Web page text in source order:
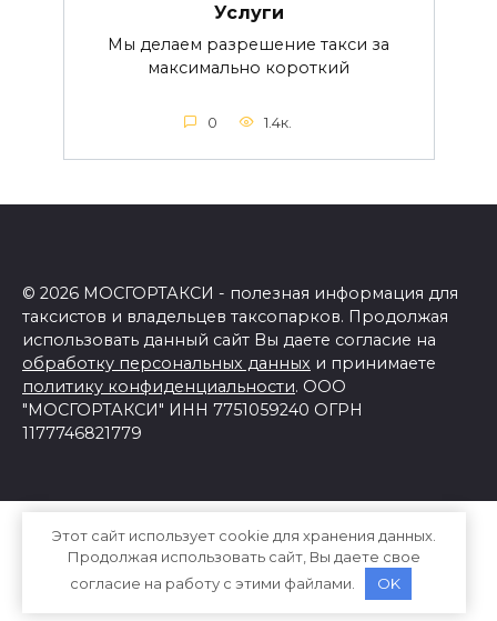
Услуги
Мы делаем разрешение такси за
максимально короткий
0 1.4к.
© 2026 МОСГОРТАКСИ - полезная информация для
таксистов и владельцев таксопарков. Продолжая
использовать данный сайт Вы даете согласие на
обработку персональных данных и принимаете
политику конфиденциальности. ООО
"МОСГОРТАКСИ" ИНН 7751059240 ОГРН
1177746821779
Этот сайт использует cookie для хранения данных.
Продолжая использовать сайт, Вы даете свое
согласие на работу с этими файлами.
OK